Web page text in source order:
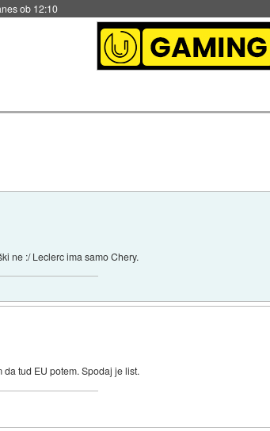
ob 11:37
ne :/ Leclerc ima samo Chery.
tud EU potem. Spodaj je list.